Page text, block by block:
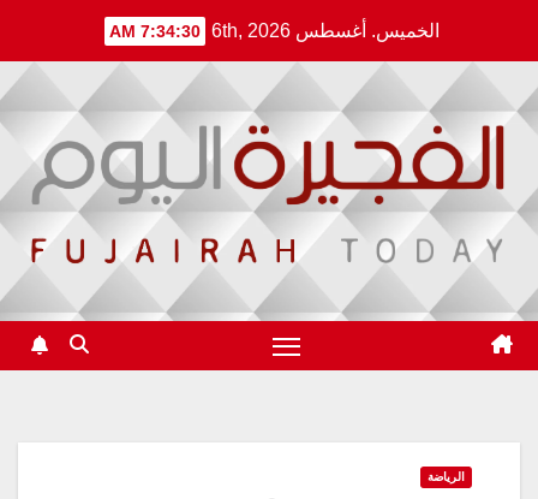
content
الخميس. أغسطس 6th, 2026 7:34:30 AM
الرياضة